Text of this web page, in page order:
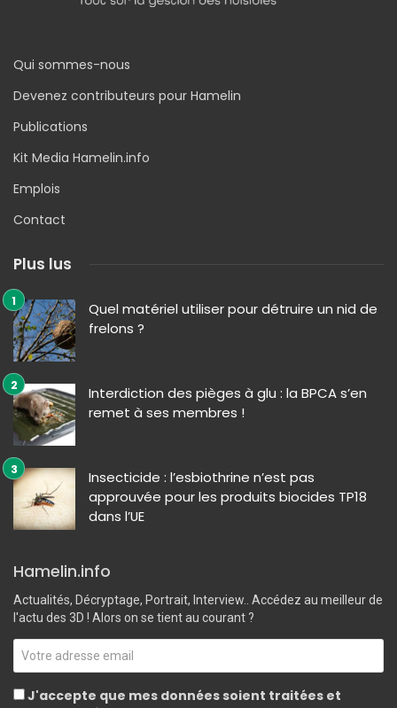
Qui sommes-nous
Devenez contributeurs pour Hamelin
Publications
Kit Media Hamelin.info
Emplois
Contact
Plus lus
Quel matériel utiliser pour détruire un nid de
frelons ?
Interdiction des pièges à glu : la BPCA s’en
remet à ses membres !
Insecticide : l’esbiothrine n’est pas
approuvée pour les produits biocides TP18
dans l’UE
Hamelin.info
Actualités, Décryptage, Portrait, Interview.. Accédez au meilleur de
l'actu des 3D ! Alors on se tient au courant ?
J'accepte que mes données soient traitées et